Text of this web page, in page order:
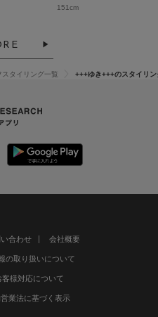
151cm
スタイリング一覧 +++ゆき+++のスタイリン
合わせ 会社概要
の取り扱いについて
客様対応について
業法に基づく表示